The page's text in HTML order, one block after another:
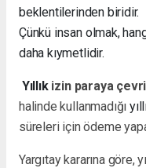
beklentilerinden biridir.
Çünkü insan olmak,
daha kıymetlidir.
Yıllıkizin paraya
halinde kullanmadığı
süreleri için ödeme
Yargıtay kararına göre,